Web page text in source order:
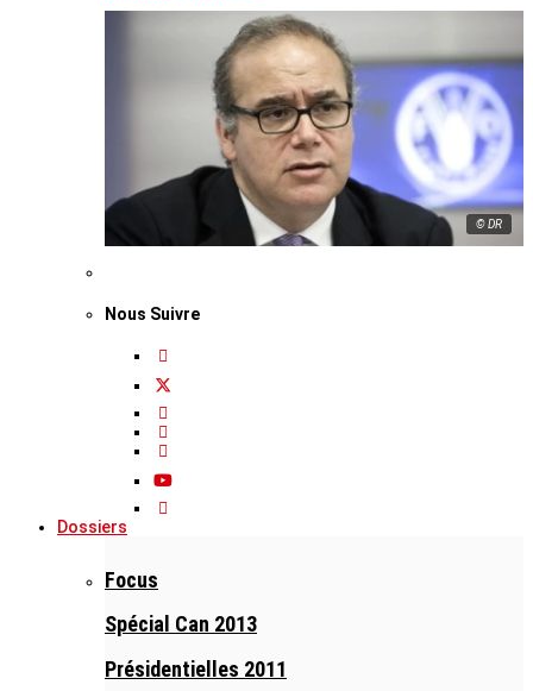
© DR
Nous Suivre
Dossiers
Focus
Spécial Can 2013
Présidentielles 2011